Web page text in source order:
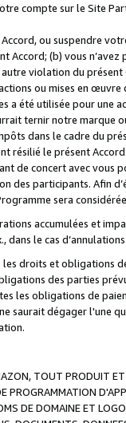
compte sur le Site
ou suspendre
Accord; (b) vous
violation du
ou mises en
a été utilisée pour une
ternir notre marque
dans le cadre du
résilié le présent
de concert avec vous
des participants. Afin
sera
accumulées et
dans le cas
droits et obligations
des parties
les obligations de
saurait dégager l'une
TOUT PRODUIT
PROGRAMMATION
DE DOMAINE ET